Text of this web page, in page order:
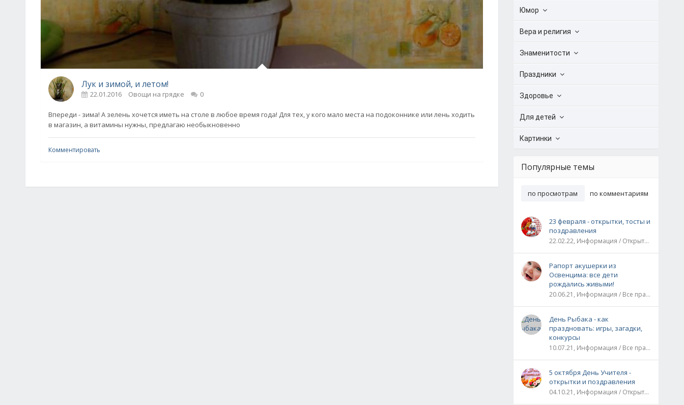
Лук и зимой, и летом!
22.01.2016 Овощи на грядке 0
Впереди - зима! А зелень хочется иметь на столе в любое время года! Для тех, у кого мало места на подоконнике или лень ходить
в магазин, а витамины нужны, предлагаю необыкновенно
Комментировать
Юмор
Вера и религия
Знаменитости
Праздники
Здоровье
Для детей
Картинки
Популярные темы
по просмотрам по комментариям
23 февраля - открытки, тосты и
поздравления
22.02.22, Информация / Открытки / Все праздники
Рапорт акушерки из
Освенцима: все дети
рождались живыми!
20.06.21, Информация / Все праздники / Рассказы и истории
День Рыбака - как
праздновать: игры, загадки,
конкурсы
10.07.21, Информация / Все праздники
5 октября День Учителя -
открытки и поздравления
04.10.21, Информация / Открытки / Все праздники